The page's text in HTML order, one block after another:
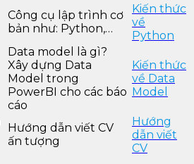
Công cụ lập trình cơ
bản như: Python,…
Kiến thức
về
Python
Data model là gì?
Xây dựng Data
Model trong
PowerBI cho các báo
cáo
Kiến thức
về Data
Model
Hướng dẫn viết CV
ấn tượng
Hướng
dẫn viết
CV